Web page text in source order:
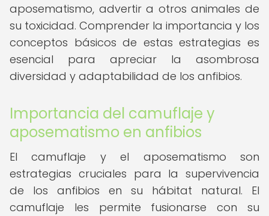
aposematismo, advertir a otros animales de
su toxicidad. Comprender la importancia y los
conceptos básicos de estas estrategias es
esencial para apreciar la asombrosa
diversidad y adaptabilidad de los anfibios.
Importancia del camuflaje y
aposematismo en anfibios
El camuflaje y el aposematismo son
estrategias cruciales para la supervivencia
de los anfibios en su hábitat natural. El
camuflaje les permite fusionarse con su